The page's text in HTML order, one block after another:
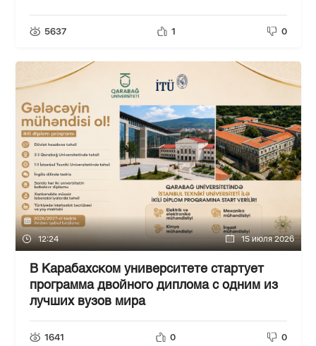
5637 1 0
12:24 15 июля 2026
В Карабахском университете стартует
программа двойного диплома с одним из
лучших вузов мира
1641 0 0